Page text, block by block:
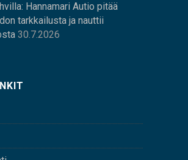
Hannamari Autio pitää
tarkkailusta ja nauttii
30.7.2026